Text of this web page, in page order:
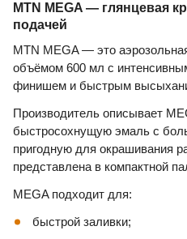
MTN MEGA — глянцевая
подачей
MTN MEGA — это
объёмом 600 мл с
финишем и быстрым
Производитель описывает
быстросохнущую эмаль с
пригодную для окрашивания
представлена в компактной
MEGA подходит для:
быстрой заливки;